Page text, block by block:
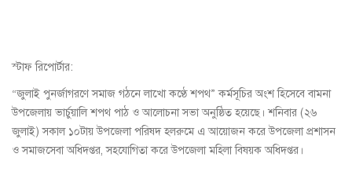
স্টাফ রিপোর্টার:
“জুলাই পুনর্জাগরণে সমাজ গঠনে লাখো কণ্ঠে শপথ” কর্মসূচির অংশ হিসেবে বামনা
উপজেলায় ভার্চুয়ালি শপথ পাঠ ও আলোচনা সভা অনুষ্ঠিত হয়েছে। শনিবার (২৬
জুলাই) সকাল ১০টায় উপজেলা পরিষদ হলরুমে এ আয়োজন করে উপজেলা প্রশাসন
ও সমাজসেবা অধিদপ্তর, সহযোগিতা করে উপজেলা মহিলা বিষয়ক অধিদপ্তর।